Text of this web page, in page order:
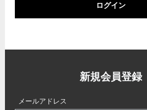
ログイン
新規会員登録
メールアドレス